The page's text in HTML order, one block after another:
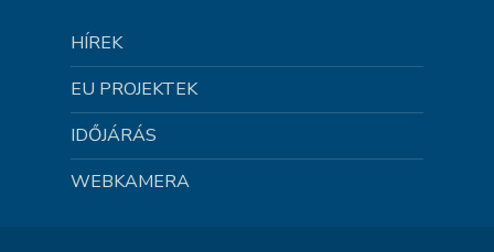
HÍREK
EU PROJEKTEK
IDŐJÁRÁS
WEBKAMERA